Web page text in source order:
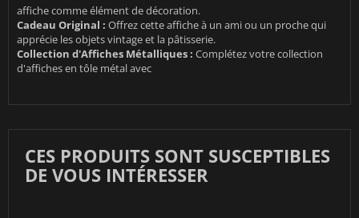
affiche comme élément de décoration.
Cadeau Original : Offrez cette affiche à un ami ou un proche qui
apprécie les objets vintage et la pâtisserie.
Collection d'Affiches Métalliques : Complétez votre collection
d'affiches en tôle métal avec
CES PRODUITS SONT SUSCEPTIBLES
DE VOUS INTÉRESSER